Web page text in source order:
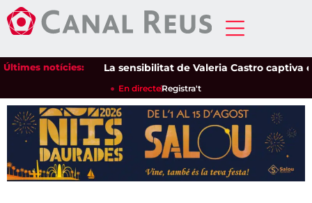
Últimes notícies:La sensibilitat de Valeria Castro captiva el
En directeRegistra't